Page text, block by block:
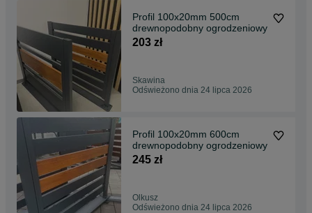
Profil 100x20mm 500cm
drewnopodobny ogrodzeniowy
203 zł
Skawina
Odświeżono dnia 24 lipca 2026
Profil 100x20mm 600cm
drewnopodobny ogrodzeniowy
245 zł
Olkusz
Odświeżono dnia 24 lipca 2026